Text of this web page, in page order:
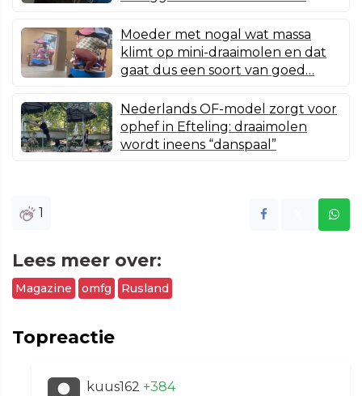
Moeder met nogal wat massa
klimt op mini-draaimolen en dat
gaat dus een soort van goed…
Nederlands OF-model zorgt voor
ophef in Efteling: draaimolen
wordt ineens “danspaal”
1
Lees meer over:
Magazine omfg Rusland
Topreactie
kuus162 +384